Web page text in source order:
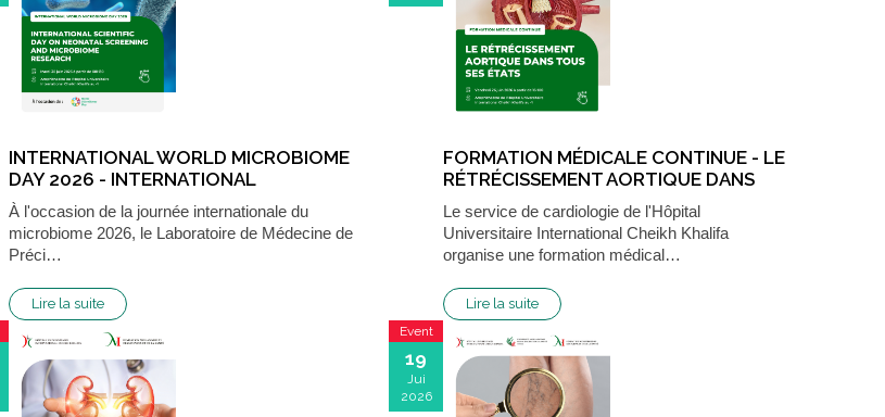
INTERNATIONAL WORLD MICROBIOME
DAY 2026 - INTERNATIONAL
SCIENTIFIC DAY ON NEONATAL
SCREENING AND MICROBIOME
RESEARCH
À l'occasion de la journée internationale du
microbiome 2026, le Laboratoire de Médecine de
Préci…
Lire la suite
FORMATION MÉDICALE CONTINUE - LE
RÉTRÉCISSEMENT AORTIQUE DANS
TOUS SES ÉTATS
Le service de cardiologie de l'Hôpital
Universitaire International Cheikh Khalifa
organise une formation médical…
Lire la suite
Event
19
Jui
2026